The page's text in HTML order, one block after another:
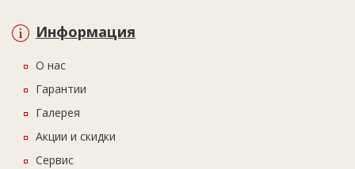
Информация
О нас
Гарантии
Галерея
Акции и скидки
Сервис